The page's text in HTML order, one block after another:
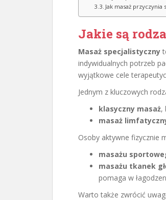
Jak masaż
Jakie są
Masaż specjalistyczny
indywidualnych potrzeb
wyjątkowe cele
Jednym z kluczowych
klasyczny masaż,
masaż
Osoby aktywne fizycznie
masażu
masażu tkanek
pomaga w
Warto także zwrócić